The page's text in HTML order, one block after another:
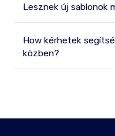
Lesznek új sablonok
How kérhetek
közben?